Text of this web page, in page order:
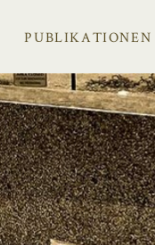
PUBLIKATIONEN